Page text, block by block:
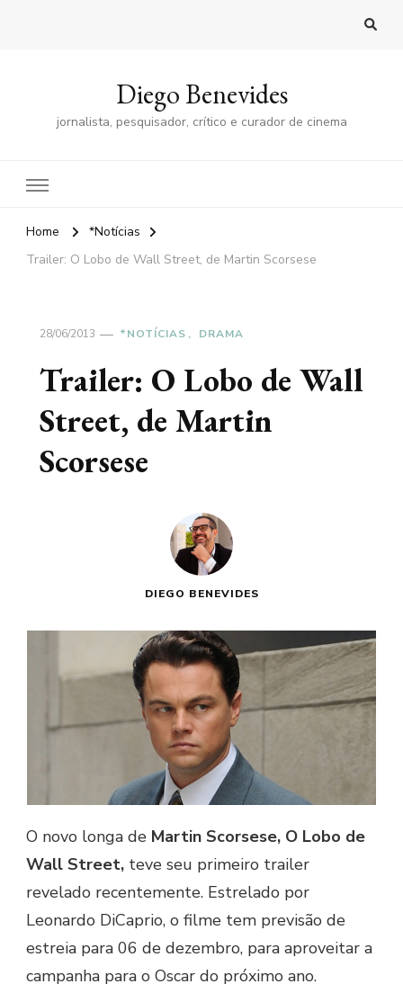
Diego Benevides
jornalista, pesquisador, crítico e curador de cinema
Home
*Notícias
Trailer: O Lobo de Wall Street, de Martin Scorsese
28/06/2013 *NOTÍCIAS DRAMA
Trailer: O Lobo de Wall
Street, de Martin
Scorsese
DIEGO BENEVIDES
O novo longa de Martin Scorsese, O Lobo de
Wall Street, teve seu primeiro trailer
revelado recentemente. Estrelado por
Leonardo DiCaprio, o filme tem previsão de
estreia para 06 de dezembro, para aproveitar a
campanha para o Oscar do próximo ano.